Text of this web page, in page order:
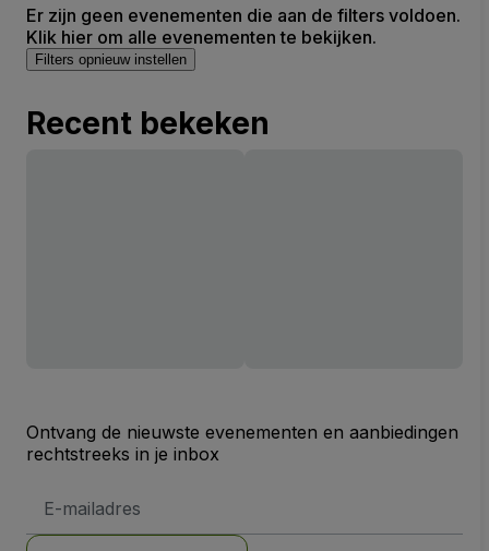
Er zijn geen evenementen die aan de filters voldoen.
Klik hier om alle evenementen te bekijken.
Filters opnieuw instellen
Recent bekeken
Ontvang de nieuwste evenementen en aanbiedingen
rechtstreeks in je inbox
mailadres